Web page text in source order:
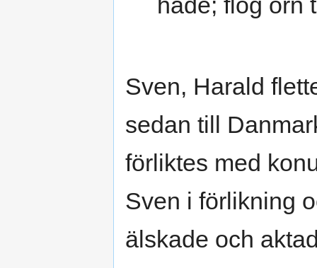
Sven, Harald
sedan till
förliktes med
Sven i förlikning
älskade och